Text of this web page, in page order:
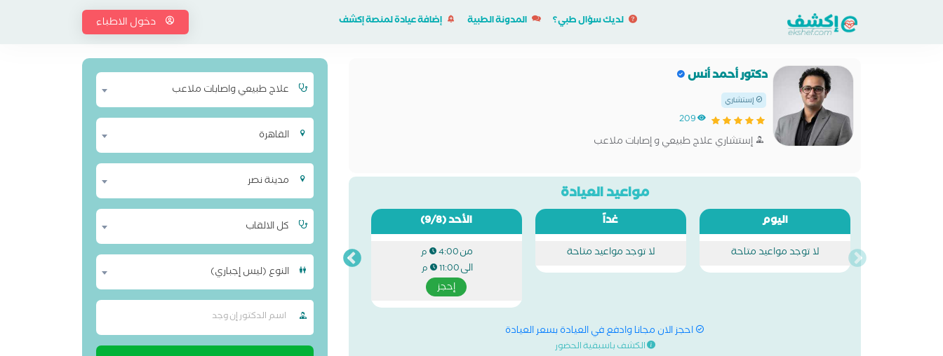
لديك سؤال طبي؟ المدونة الطبية إضافة عيادة لمنصة إكشف دخول الاطباء
دكتور أحمد أنس
إستشاري
209
إستشاري علاج طبيعي و إصابات ملاعب
مواعيد العيادة
اليوم
لا توجد مواعيد متاحة
غداً
لا توجد مواعيد متاحة
الأحد(9/8)
من4:00 م
الى11:00 م
إحجز
احجز الان مجانا وادفع في العيادة بسعر العيادة
الكشف باسبقية الحضور
علاج طبيعي واصابات ملاعب
القاهرة
مدينة نصر
كل الالقاب
النوع (ليس إجباري)